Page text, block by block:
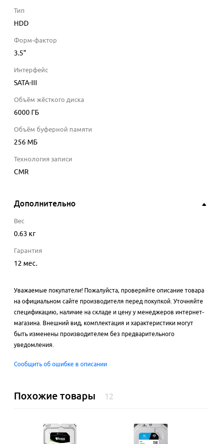
Тип
HDD
Форм-фактор
3.5"
Интерфейс
SATA-III
Объём жёсткого диска
6000 ГБ
Объём буферной памяти
256 МБ
Технология записи
CMR
Дополнительно
Вес
0.63 кг
Гарантия
12 мес.
Уважаемые покупатели! Пожалуйста, проверяйте описание товара
на официальном сайте производителя перед покупкой. Уточняйте
спецификацию, наличие на складе и цену у менеджеров интернет-
магазина. Внешний вид, комплектация и характеристики могут
быть изменены производителем без предварительного
уведомления.
Сообщить об ошибке в описании
Похожие товары 12